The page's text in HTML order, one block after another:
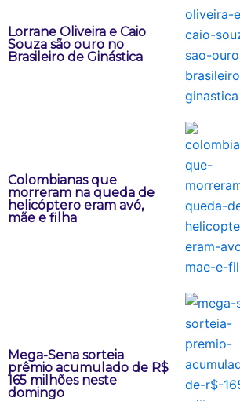
Lorrane Oliveira e Caio
Souza são ouro no
Brasileiro de Ginástica
Colombianas que
morreram na queda de
helicóptero eram avó,
mãe e filha
Mega-Sena sorteia
prêmio acumulado de R$
165 milhões neste
domingo